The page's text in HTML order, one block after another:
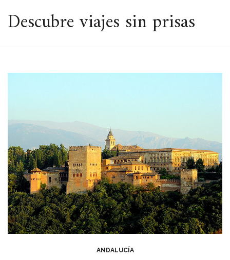
ESPACIO
Descubre viajes sin prisas
ANDALUCÍA